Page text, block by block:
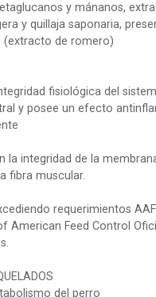
y mánanos,
y quillaja saponaria,
(extracto de romero)
fisiológica del
y posee un efecto
la integridad de la
fibra muscular.
requerimientos
American Feed Control
del perro